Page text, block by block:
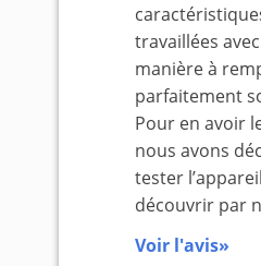
travaillées
manière à
parfaitement
Pour en avoir
nous avons
tester
découvrir par
Voir l'avis»